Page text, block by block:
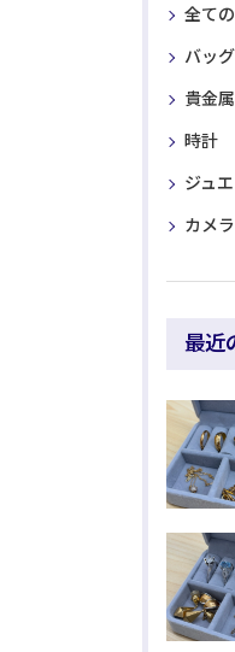
全て
バッグ
貴金属
時計
ジュ
カメラ
最近